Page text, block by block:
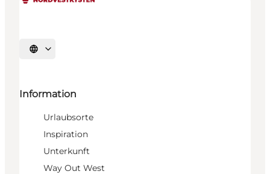
Sprache auswählen
Information
Urlaubsorte
Inspiration
Unterkunft
Way Out West